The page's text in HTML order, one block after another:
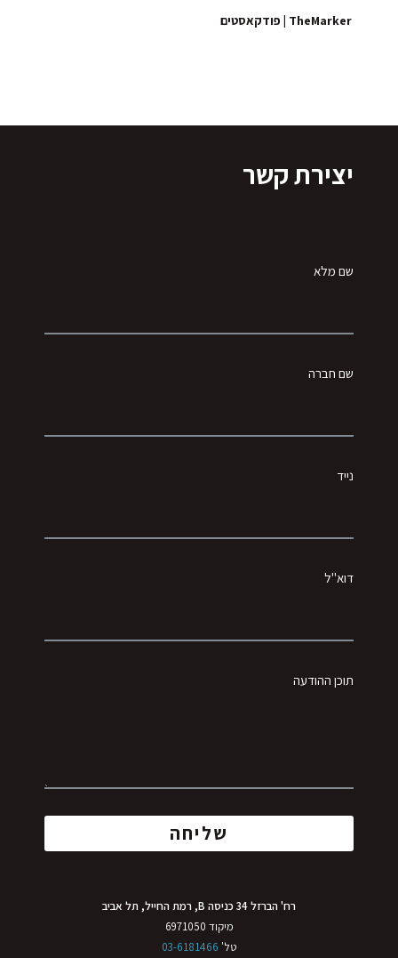
TheMarker | פודקאסטים
יצירת קשר
שם מלא
שם חברה
נייד
דוא"ל
תוכן ההודעה
שליחה
רח' הברזל 34 כניסה B, רמת החייל, תל אביב
מיקוד 6971050
טל' 03-6181466